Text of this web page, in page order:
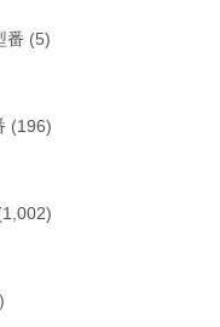
番 (5)
(196)